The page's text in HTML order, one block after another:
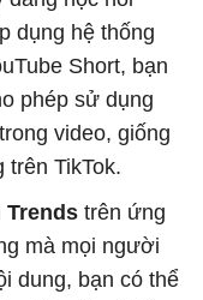
dụng hệ thống
Short, bạn
phép sử dụng
video, giống
trên TikTok.
Trends trên ứng
mà mọi người
dung, bạn có thể